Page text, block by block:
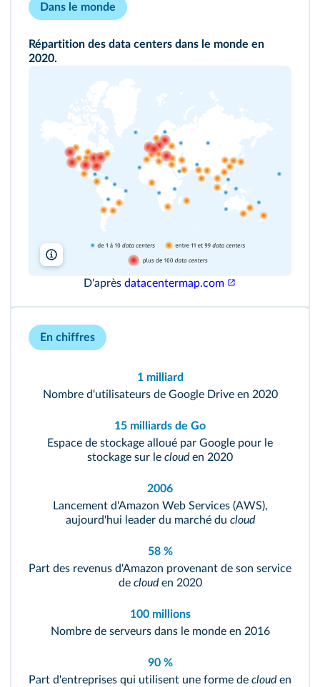
Dans le monde
Répartition des data centers dans le monde en
2020.
D'après datacentermap.com
En chiffres
1 milliard
Nombre d'utilisateurs de Google Drive en 2020
15 milliards de Go
Espace de stockage alloué par Google pour le
stockage sur le cloud en 2020
2006
Lancement d'Amazon Web Services (AWS),
aujourd'hui leader du marché du cloud
58 %
Part des revenus d'Amazon provenant de son service
de clouden 2020
100 millions
Nombre de serveurs dans le monde en 2016
90 %
Part d'entreprises qui utilisent une forme de cloud en